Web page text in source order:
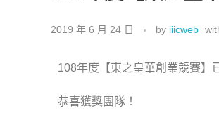
2019 年 6 月 24 日 by iiicweb
108年度【東之皇華創業競賽】
恭喜獲獎團隊！